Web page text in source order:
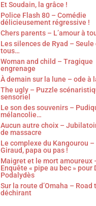
Et Soudain, la grâce !
Police Flash 80 – Comédie
délicieusement régressive !
Chers parents – L’amour à
Les silences de Ryad – Seule
tous…
Woman and child – Tragique
engrenage
À demain sur la lune – ode à
The ugly – Puzzle
sensoriel
Le son des souvenirs –
mélancolie…
Aucun autre choix –
de massacre
Le complexe du Kangourou –
Giraud, papa ou pas !
Maigret et le mort amoureux
Enquête « pipe au bec » pour
Podalydès
Sur la route d’Omaha – Road
déchirant